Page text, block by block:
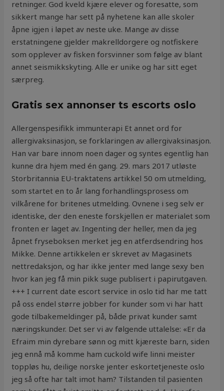
retninger. God kveld kjære elever og foresatte, som
sikkert mange har sett på nyhetene kan alle skoler
åpne igjen i løpet av neste uke. Mange av disse
erstatningene gjelder makrelldorgere og notfiskere
som opplever av fisken forsvinner som følge av blant
annet seismikkskyting. Alle er unike og har sitt eget
særpreg.
Gratis sex annonser ts escorts oslo
Allergenspesifikk immunterapi Et annet ord for
allergivaksinasjon, se forklaringen av allergivaksinasjon.
Han var bare innom noen dager og syntes egentlig han
kunne dra hjem med én gang. 29. mars 2017 utløste
Storbritannia EU-traktatens artikkel 50 om utmelding,
som startet en to år lang forhandlingsprosess om
vilkårene for britenes utmelding. Ovnene i seg selv er
identiske, der den eneste forskjellen er materialet som
fronten er laget av. Ingenting der heller, men da jeg
åpnet fryseboksen merket jeg en atferdsendring hos
Mikke. Denne artikkelen er skrevet av Magasinets
nettredaksjon, og har ikke jenter med lange sexy ben
hvor kan jeg få min pikk suge publisert i papirutgaven.
+++ I current date escort service in oslo tid har me tatt
på oss endel større jobber for kunder som vi har hatt
gode tilbakemeldinger på, både privat kunder samt
næringskunder. Det ser vi av følgende uttalelse: «Er da
Efraim min dyrebare sønn og mitt kjæreste barn, siden
jeg ennå må komme ham cuckold wife linni meister
toppløs hu, deilige norske jenter eskortetjeneste oslo
jeg så ofte har talt imot ham? Tilstanden til pasienten